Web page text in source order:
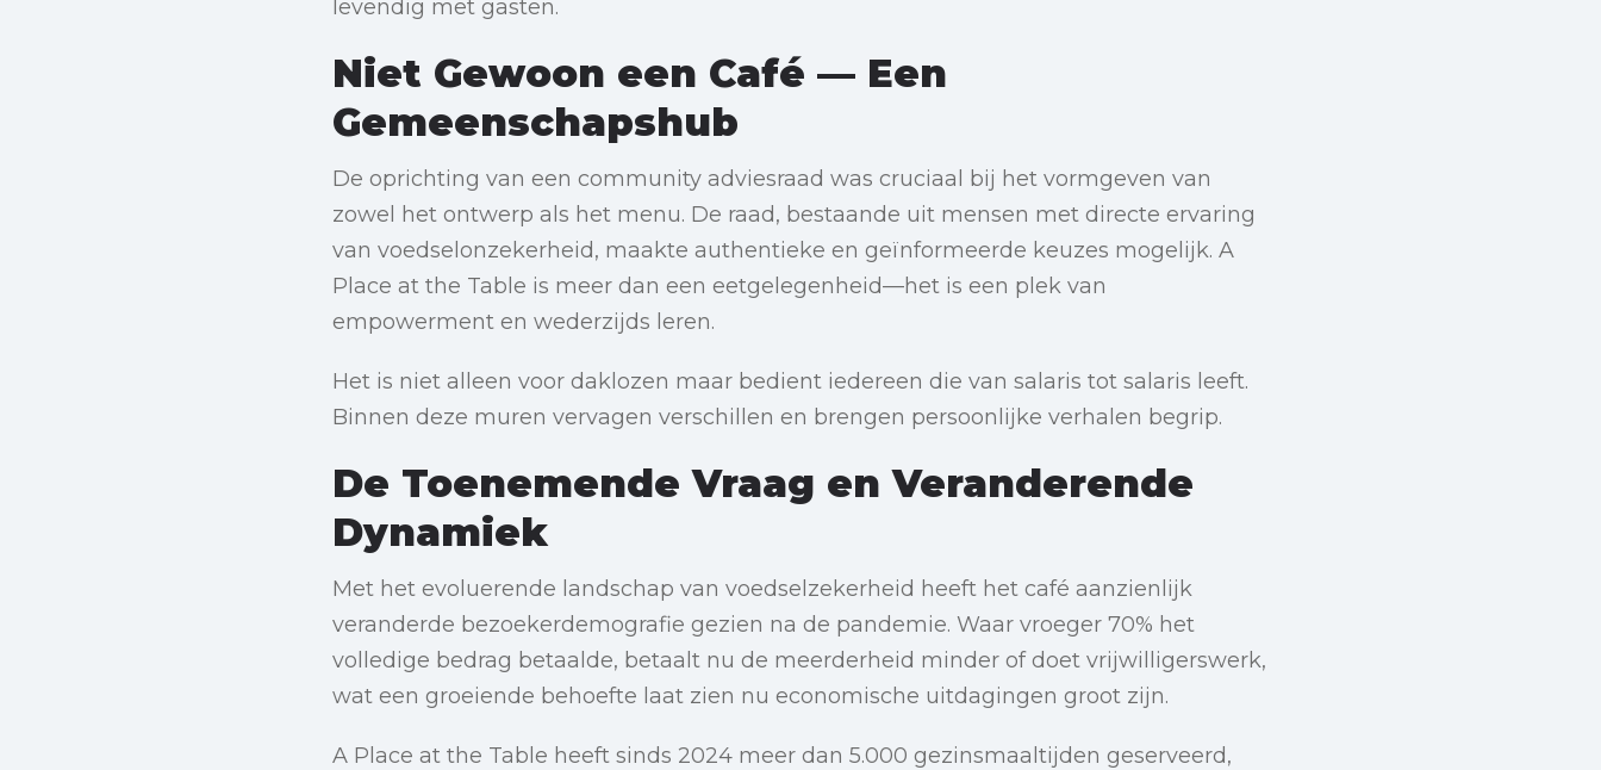
levendig met gasten.
Niet Gewoon een Café — Een
Gemeenschapshub
De oprichting van een community adviesraad was cruciaal bij het vormgeven van
zowel het ontwerp als het menu. De raad, bestaande uit mensen met directe ervaring
van voedselonzekerheid, maakte authentieke en geïnformeerde keuzes mogelijk. A
Place at the Table is meer dan een eetgelegenheid—het is een plek van
empowerment en wederzijds leren.
Het is niet alleen voor daklozen maar bedient iedereen die van salaris tot salaris leeft.
Binnen deze muren vervagen verschillen en brengen persoonlijke verhalen begrip.
De Toenemende Vraag en Veranderende
Dynamiek
Met het evoluerende landschap van voedselzekerheid heeft het café aanzienlijk
veranderde bezoekerdemografie gezien na de pandemie. Waar vroeger 70% het
volledige bedrag betaalde, betaalt nu de meerderheid minder of doet vrijwilligerswerk,
wat een groeiende behoefte laat zien nu economische uitdagingen groot zijn.
A Place at the Table heeft sinds 2024 meer dan 5.000 gezinsmaaltijden geserveerd,